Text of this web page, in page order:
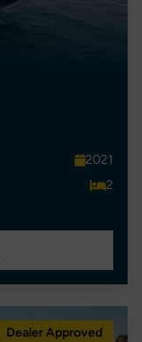
2021
2
Dealer Approved